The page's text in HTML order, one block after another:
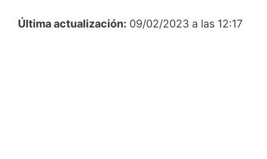
Última actualización: 09/02/2023 a las 12:17